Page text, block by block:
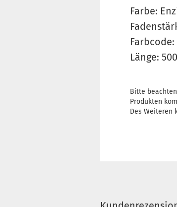
Farbe:
Farbcode:
Länge:
Bitte
Produkten
Des Weiteren